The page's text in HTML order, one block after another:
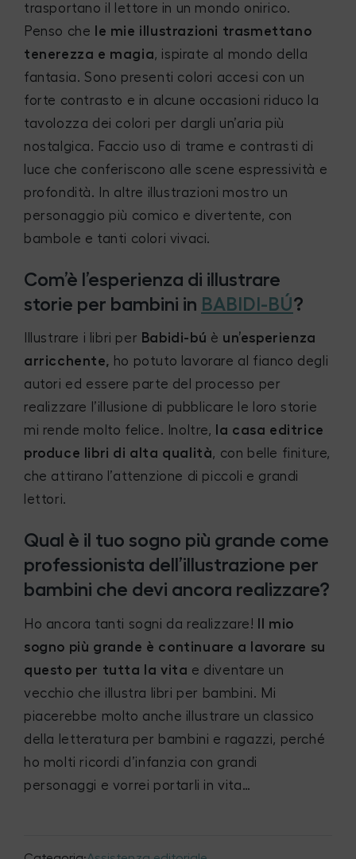
trasportano il lettore in un mondo onirico.
Penso che
le mie illustrazioni trasmettano
tenerezza e magia, ispirate al mondo della
fantasia. Sono presenti colori accesi con un
forte contrasto e in alcune occasioni riduco la
tavolozza dei colori per dargli un’aria più
nostalgica. Faccio uso di trame e contrasti di
luce che conferiscono alle scene espressività e
profondità. In altre illustrazioni mostro un
personaggio più comico e divertente, con
bambole e tanti colori vivaci.
Com’è l’esperienza di illustrare
storie per bambini in BABIDI-BÚ?
Illustrare i libri per Babidi-bú è un’esperienza
arricchente, ho potuto lavorare al fianco degli
autori ed essere parte del processo per
realizzare l’illusione di pubblicare le loro storie
mi rende molto felice. Inoltre,
la casa editrice
produce libri di alta qualità, con belle finiture,
che attirano l’attenzione di piccoli e grandi
lettori.
Qual è il tuo sogno più grande come
professionista dell’illustrazione per
bambini che devi ancora realizzare?
Ho ancora tanti sogni da realizzare!
Il mio
sogno più grande è continuare a lavorare su
questo per tutta la vita e diventare un
vecchio che illustra libri per bambini. Mi
piacerebbe molto anche illustrare un classico
della letteratura per bambini e ragazzi, perché
ho molti ricordi d’infanzia con grandi
personaggi e vorrei portarli in vita…